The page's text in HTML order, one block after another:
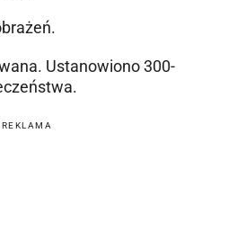
Ustanowiono 300-
REKLAMA